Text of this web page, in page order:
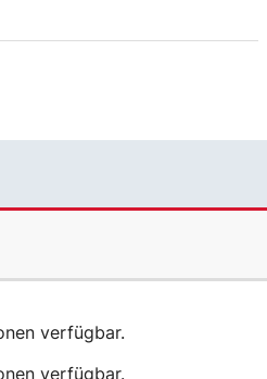
verfügbar.
verfügbar.